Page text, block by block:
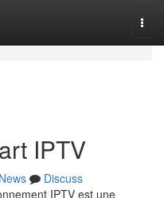
IPTV
News
Discuss
IPTV est une